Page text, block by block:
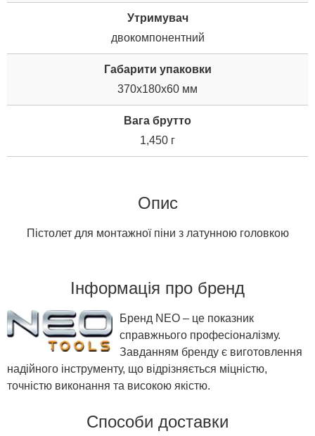
Утримувач
двокомпонентний
Габарити упаковки
370x180x60 мм
Вага брутто
1,450 г
Опис
Пістолет для монтажної піни з латунною головкою
Інформація про бренд
Бренд NEO – це показник
справжнього професіоналізму.
Завданням бренду є виготовлення
надійного інструменту, що відрізняється міцністю,
точністю виконання та високою якістю.
Способи доставки